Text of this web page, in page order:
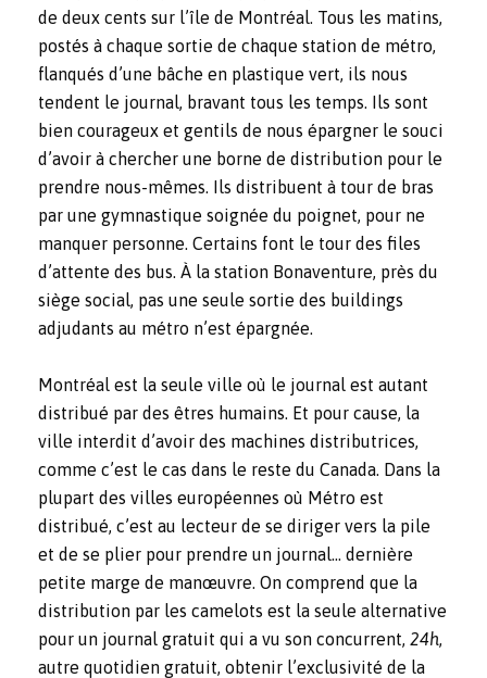
de deux cents sur l’île de Montréal. Tous les matins,
postés à chaque sortie de chaque station de métro,
flanqués d’une bâche en plastique vert, ils nous
tendent le journal, bravant tous les temps. Ils sont
bien courageux et gentils de nous épargner le souci
d’avoir à chercher une borne de distribution pour le
prendre nous-mêmes. Ils distribuent à tour de bras
par une gymnastique soignée du poignet, pour ne
manquer personne. Certains font le tour des files
d’attente des bus. À la station Bonaventure, près du
siège social, pas une seule sortie des buildings
adjudants au métro n’est épargnée.
Montréal est la seule ville où le journal est autant
distribué par des êtres humains. Et pour cause, la
ville interdit d’avoir des machines distributrices,
comme c’est le cas dans le reste du Canada. Dans la
plupart des villes européennes où Métro est
distribué, c’est au lecteur de se diriger vers la pile
et de se plier pour prendre un journal… dernière
petite marge de manœuvre. On comprend que la
distribution par les camelots est la seule alternative
pour un journal gratuit qui a vu son concurrent, 24h,
autre quotidien gratuit, obtenir l’exclusivité de la